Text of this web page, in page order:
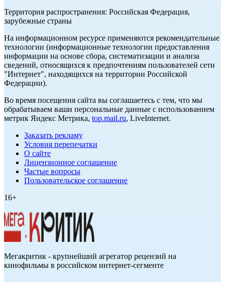
Территория распространения: Российская Федерация,
зарубежные страны
На информационном ресурсе применяются рекомендательные
технологии (информационные технологии предоставления
информации на основе сбора, систематизации и анализа
сведений, относящихся к предпочтениям пользователей сети
"Интернет", находящихся на территории Российской
Федерации).
Во время посещения сайта вы соглашаетесь с тем, что мы
обрабатываем ваши персональные данные с использованием
метрик Яндекс Метрика, top.mail.ru, LiveInternet.
Заказать рекламу
Условия перепечатки
О сайте
Лицензионное соглашение
Частые вопросы
Пользовательское соглашение
16+
Мегакритик - крупнейший агрегатор рецензий на
кинофильмы в российском интернет-сегменте